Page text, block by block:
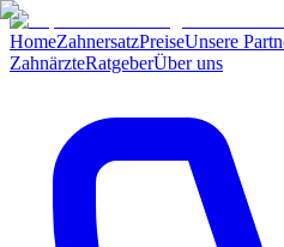
HomeZahnersatzPreiseUnsere
ZahnärzteRatgeberÜber uns